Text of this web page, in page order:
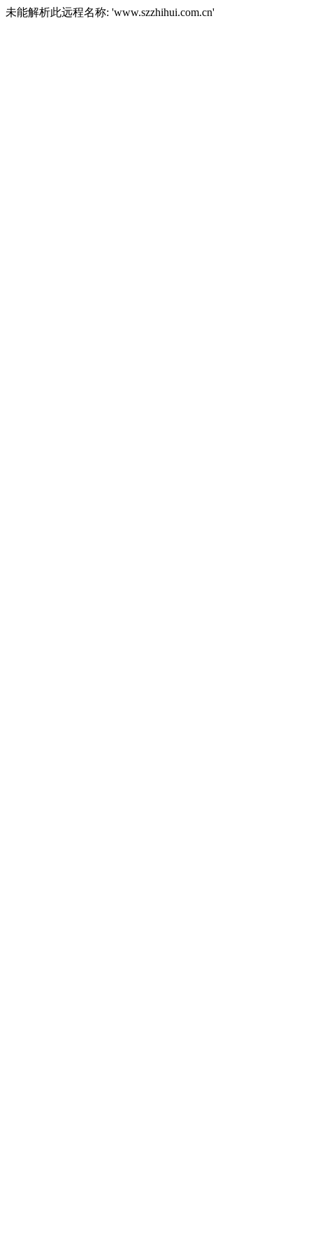
未能解析此远程名称: 'www.szzhihui.com.cn'